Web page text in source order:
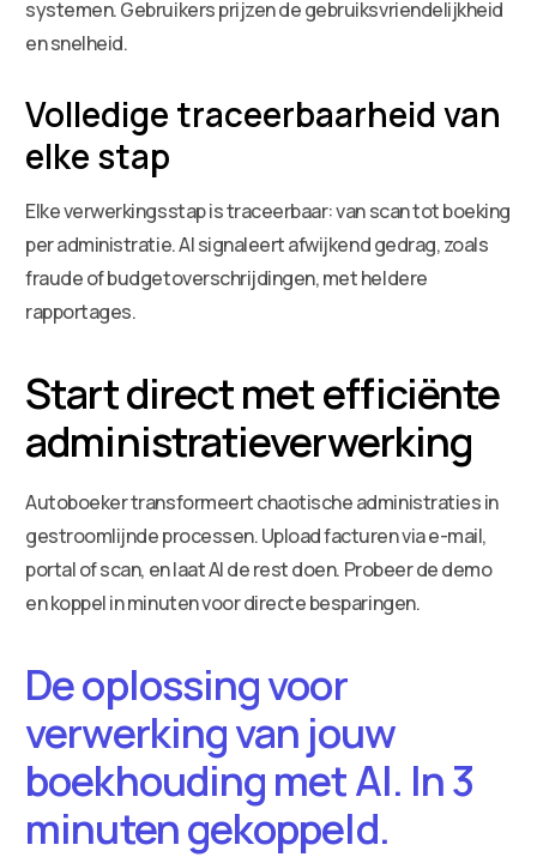
systemen. Gebruikers prijzen de gebruiksvriendelijkheid
en snelheid.
Volledige traceerbaarheid van
elke stap
Elke verwerkingsstap is traceerbaar: van scan tot boeking
per administratie. AI signaleert afwijkend gedrag, zoals
fraude of budgetoverschrijdingen, met heldere
rapportages.
Start direct met efficiënte
administratieverwerking
Autoboeker transformeert chaotische administraties in
gestroomlijnde processen. Upload facturen via e-mail,
portal of scan, en laat AI de rest doen. Probeer de demo
en koppel in minuten voor directe besparingen.
De oplossing voor
verwerking van jouw
boekhouding met AI. In 3
minuten gekoppeld.